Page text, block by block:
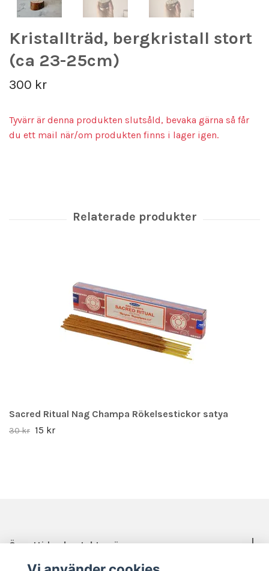
Kristallträd, bergkristall stort
(ca 23-25cm)
300 kr
Tyvärr är denna produkten slutsåld, bevaka gärna så får
du ett mail när/om produkten finns i lager igen.
Sacred Ritual Nag Champa Rökelsestickor satya
30 kr 15 kr
Öppettider, kontakt, mässor mm.